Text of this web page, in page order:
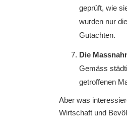
geprüft, wie
wurden nur
Gutachten.
Die
Gemäss
getroffenen
Aber was
Wirtschaft und